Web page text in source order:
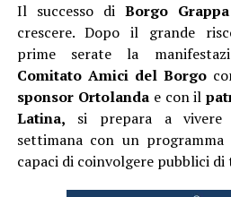
Il successo diBorgo
crescere. Dopo il grande
prime serate la
Comitato Amici del Borgo
sponsor Ortolandae con il
Latina, si prepara a vivere
settimana con un
capaci di coinvolgere pubblici